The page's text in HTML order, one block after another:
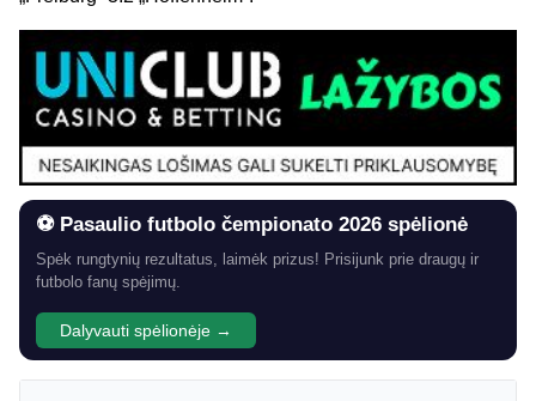
⚽ Pasaulio futbolo čempionato 2026 spėlionė
Spėk rungtynių rezultatus, laimėk prizus! Prisijunk prie draugų ir
futbolo fanų spėjimų.
Dalyvauti spėlionėje →